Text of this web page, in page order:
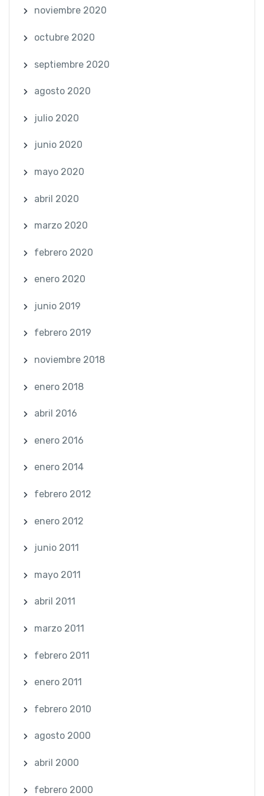
noviembre 2020
octubre 2020
septiembre 2020
agosto 2020
julio 2020
junio 2020
mayo 2020
abril 2020
marzo 2020
febrero 2020
enero 2020
junio 2019
febrero 2019
noviembre 2018
enero 2018
abril 2016
enero 2016
enero 2014
febrero 2012
enero 2012
junio 2011
mayo 2011
abril 2011
marzo 2011
febrero 2011
enero 2011
febrero 2010
agosto 2000
abril 2000
febrero 2000